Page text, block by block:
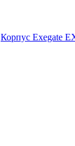
Корпус Exegate